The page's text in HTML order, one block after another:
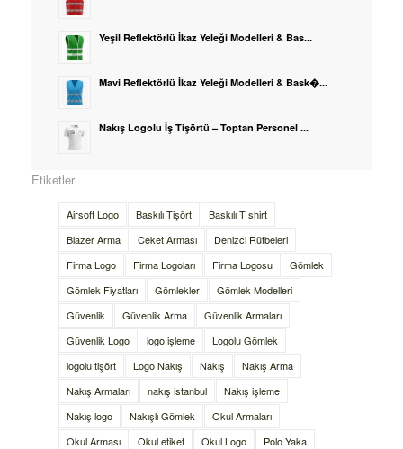
Yeşil Reflektörlü İkaz Yeleği Modelleri & Bas...
Mavi Reflektörlü İkaz Yeleği Modelleri & Bask�...
Nakış Logolu İş Tişörtü – Toptan Personel ...
Etiketler
Airsoft Logo Baskılı Tişört
Baskılı T shirt
Blazer Arma
Ceket Arması
Denizci Rütbeleri
Firma Logo
Firma Logoları Firma Logosu
Gömlek
Gömlek Fiyatları
Gömlekler
Gömlek Modelleri
Güvenlik
Güvenlik Arma
Güvenlik Armaları
Güvenlik Logo
logo işleme
Logolu Gömlek
logolu tişört
Logo Nakış Nakış
Nakış Arma
Nakış Armaları
nakış istanbul
Nakış işleme
Nakış logo
Nakışlı Gömlek
Okul Armaları
Okul Arması
Okul etiket Okul Logo
Polo Yaka